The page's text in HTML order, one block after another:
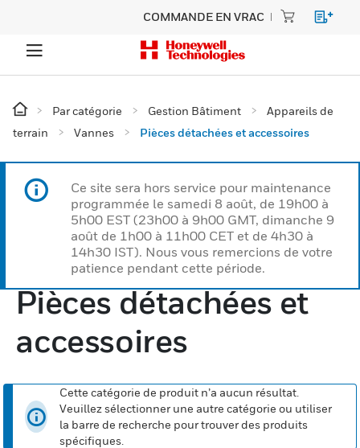
COMMANDE EN VRAC
Par catégorie Gestion Bâtiment
Appareils de
terrain
Vannes Pièces détachées et accessoires
Ce site sera hors service pour maintenance
programmée le samedi 8 août, de 19h00 à
5h00 EST (23h00 à 9h00 GMT, dimanche 9
août de 1h00 à 11h00 CET et de 4h30 à
14h30 IST). Nous vous remercions de votre
patience pendant cette période.
Pièces détachées et
accessoires
Cette catégorie de produit n’a aucun résultat.
Veuillez sélectionner une autre catégorie ou utiliser
la barre de recherche pour trouver des produits
spécifiques.